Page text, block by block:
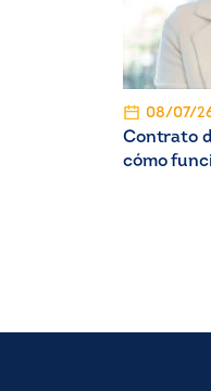
08/07/
Contrato
cómo